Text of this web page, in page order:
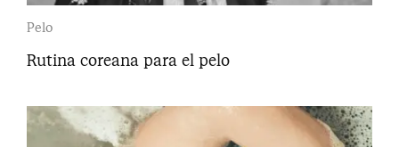
Pelo
Rutina coreana para el pelo